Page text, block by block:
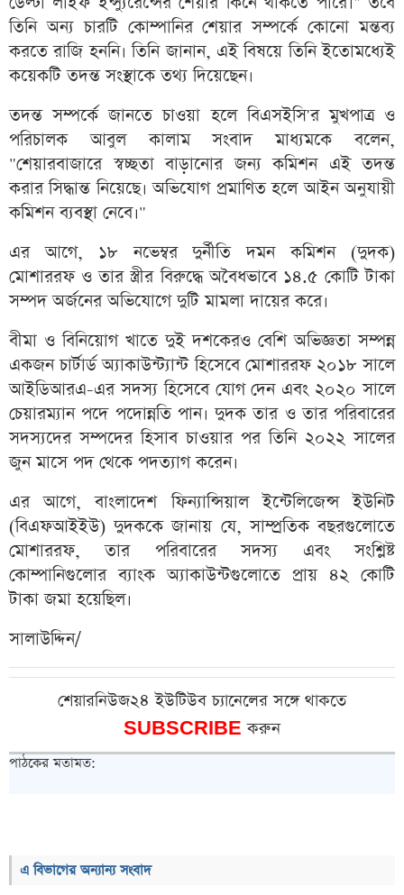
তিনি অন্য চারটি কোম্পানির শেয়ার সম্পর্কে কোনো মন্তব্য
করতে রাজি হননি। তিনি জানান, এই বিষয়ে তিনি ইতোমধ্যেই
কয়েকটি তদন্ত সংস্থাকে তথ্য দিয়েছেন।
তদন্ত সম্পর্কে জানতে চাওয়া হলে বিএসইসি'র মুখপাত্র ও
পরিচালক আবুল কালাম সংবাদ মাধ্যমকে বলেন,
"শেয়ারবাজারে স্বচ্ছতা বাড়ানোর জন্য কমিশন এই তদন্ত
করার সিদ্ধান্ত নিয়েছে। অভিযোগ প্রমাণিত হলে আইন অনুযায়ী
কমিশন ব্যবস্থা নেবে।"
এর আগে, ১৮ নভেম্বর দুর্নীতি দমন কমিশন (দুদক)
মোশাররফ ও তার স্ত্রীর বিরুদ্ধে অবৈধভাবে ১৪.৫ কোটি টাকা
সম্পদ অর্জনের অভিযোগে দুটি মামলা দায়ের করে।
বীমা ও বিনিয়োগ খাতে দুই দশকেরও বেশি অভিজ্ঞতা সম্পন্ন
একজন চার্টার্ড অ্যাকাউন্ট্যান্ট হিসেবে মোশাররফ ২০১৮ সালে
আইডিআরএ-এর সদস্য হিসেবে যোগ দেন এবং ২০২০ সালে
চেয়ারম্যান পদে পদোন্নতি পান। দুদক তার ও তার পরিবারের
সদস্যদের সম্পদের হিসাব চাওয়ার পর তিনি ২০২২ সালের
জুন মাসে পদ থেকে পদত্যাগ করেন।
এর আগে, বাংলাদেশ ফিন্যান্সিয়াল ইন্টেলিজেন্স ইউনিট
(বিএফআইইউ) দুদককে জানায় যে, সাম্প্রতিক বছরগুলোতে
মোশাররফ, তার পরিবারের সদস্য এবং সংশ্লিষ্ট
কোম্পানিগুলোর ব্যাংক অ্যাকাউন্টগুলোতে প্রায় ৪২ কোটি
টাকা জমা হয়েছিল।
সালাউদ্দিন/
শেয়ারনিউজ২৪ ইউটিউব চ্যানেলের সঙ্গে থাকতে
SUBSCRIBEকরুন
পাঠকের মতামত:
এ বিভাগের অন্যান্য সংবাদ